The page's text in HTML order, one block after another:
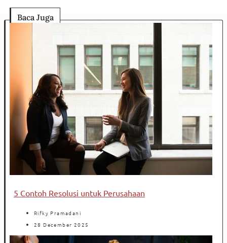
Baca Juga
5 Contoh Resolusi untuk Perusahaan
Rifky Pramadani
28 December 2025